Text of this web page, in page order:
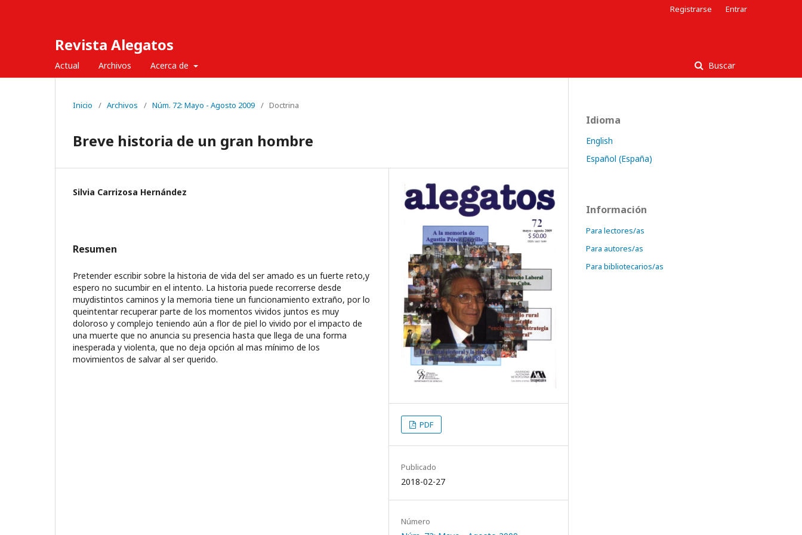
Revista Alegatos
Actual Archivos Acerca de Buscar
Registrarse Entrar
Inicio / Archivos / Núm. 72: Mayo - Agosto 2009 / Doctrina
Breve historia de un gran hombre
Silvia Carrizosa Hernández
Resumen
Pretender escribir sobre la historia de vida del ser amado es un fuerte reto,y
espero no sucumbir en el intento. La historia puede recorrerse desde
muydistintos caminos y la memoria tiene un funcionamiento extraño, por lo
queintentar recuperar parte de los momentos vividos juntos es muy
doloroso y complejo teniendo aún a flor de piel lo vivido por el impacto de
una muerte que no anuncia su presencia hasta que llega de una forma
inesperada y violenta, que no deja opción al mas mínimo de los
movimientos de salvar al ser querido.
PDF
Publicado
2018-02-27
Número
Idioma
English
Español (España)
Información
Para lectores/as
Para autores/as
Para bibliotecarios/as